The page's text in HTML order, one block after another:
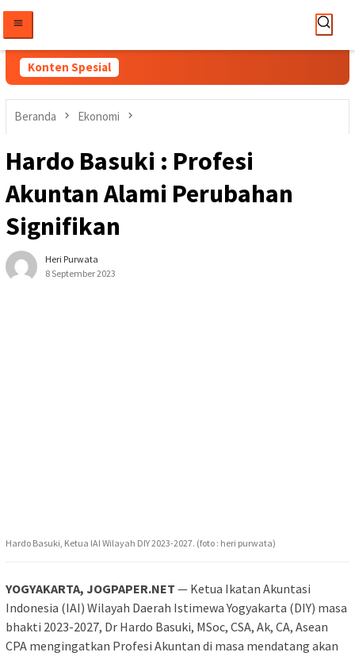
konten
Konten Spesial
Beranda Ekonomi
Hardo Basuki : Profesi
Akuntan Alami Perubahan
Signifikan
Heri Purwata
8 September 2023
Hardo Basuki, Ketua IAI Wilayah DIY 2023-2027. (foto : heri purwata)
YOGYAKARTA, JOGPAPER.NET — Ketua Ikatan Akuntasi
Indonesia (IAI) Wilayah Daerah Istimewa Yogyakarta (DIY) masa
bhakti 2023-2027, Dr Hardo Basuki, MSoc, CSA, Ak, CA, Asean
CPA mengingatkan Profesi Akuntan di masa mendatang akan